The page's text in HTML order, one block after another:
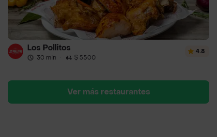
Los Pollitos
30 min · $ 5500
4.8
Ver más restaurantes